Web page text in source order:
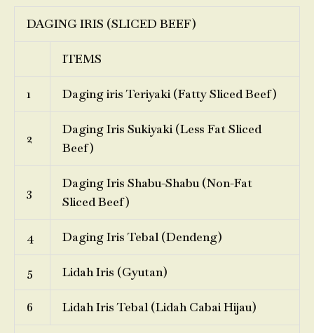
DAGING IRIS (SLICED BEEF)
ITEMS
1 Daging iris Teriyaki (Fatty Sliced Beef)
2
Daging Iris Sukiyaki (Less Fat Sliced
Beef)
3
Daging Iris Shabu-Shabu (Non-Fat
Sliced Beef)
4 Daging Iris Tebal (Dendeng)
5 Lidah Iris (Gyutan)
6 Lidah Iris Tebal (Lidah Cabai Hijau)